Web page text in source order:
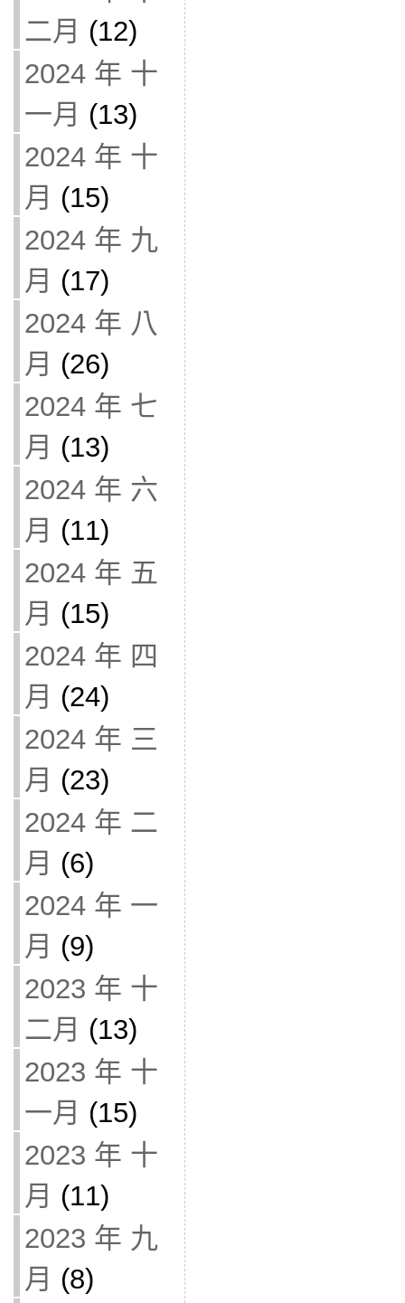
二月 (12)
2024 年 十
一月 (13)
2024 年 十
月 (15)
2024 年 九
月 (17)
2024 年 八
月 (26)
2024 年 七
月 (13)
2024 年 六
月 (11)
2024 年 五
月 (15)
2024 年 四
月 (24)
2024 年 三
月 (23)
2024 年 二
月 (6)
2024 年 一
月 (9)
2023 年 十
二月 (13)
2023 年 十
一月 (15)
2023 年 十
月 (11)
2023 年 九
月 (8)